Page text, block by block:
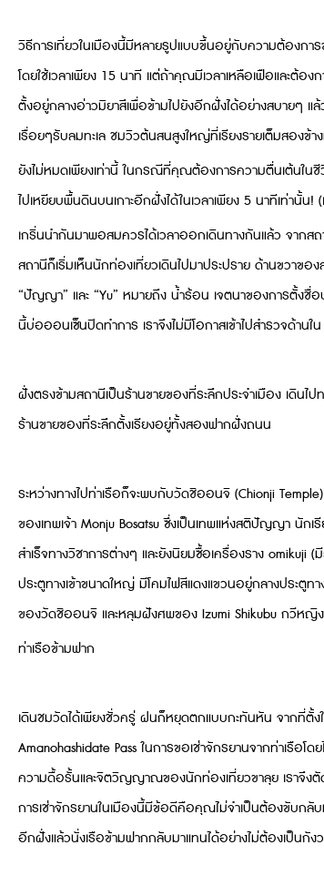
วิธีการเที่ยวในเมืองนี้มีหลายรูปแบบขึ้นอยู่กับความต้องก
โดยใช้เวลาเพียง 15 นาที แต่ถ้าคุณมีเวลาเหลือเฟือและต้
ตั้งอยู่กลางอ่าวมิยาสึเพื่อข้ามไปยังอีกฝั่งได้อย่างสบายๆ
เรื่อยๆรับลมทะเล ชมวิวต้นสนสูงใหญ่ที่เรียงรายเต็มสองข้
ยังไม่หมดเพียงเท่านี้ ในกรณีที่คุณต้องการความตื่นเต้นใ
ไปเหยียบพื้นดินบนเกาะอีกฝั่งได้ในเวลาเพียง 5 นาทีเท่านั้น
เกริ่นนำกันมาพอสมควรได้เวลาออกเดินทางกันแล้ว จากส
สถานีก็เริ่มเห็นนักท่องเที่ยวเดินไปมาประปราย ด้านขวาขอ
“ปัญญา” และ “Yu” หมายถึง น้ำร้อน เจตนาของการตั้ง
นี้บ่อออนเซ็นปิดทำการ เราจึงไม่มีโอกาสเข้าไปสำรวจด้านใน
ฝั่งตรงข้ามสถานีเป็นร้านขายของที่ระลึกประจำเมือง เดินไ
ร้านขายของที่ระลึกตั้งเรียงอยู่ทั้งสองฟากฝั่งถนน
ระหว่างทางไปท่าเรือก็จะพบกับวัดชิออนจิ (Chionji
ของเทพเจ้า Monju Bosatsu ซึ่งเป็นเทพแห่งสติปัญญา นั
สำเร็จทางวิชาการต่างๆ และยังนิยมซื้อเครื่องราง
ประตูทางเข้าขนาดใหญ่ มีโคมไฟสีแดงแขวนอยู่กลางประตู
ของวัดชิออนจิ และหลุมฝังศพของ Izumi Shikubu กวีหญิ
ท่าเรือข้ามฟาก
เดินชมวัดได้เพียงชั่วครู่ ฝนก็หยุดตกแบบกะทันหัน จากที่ตั้งใ
Amanohashidate Pass ในการขอเช่าจักรยานจากท่าเรื
ความดื้อรั้นและจิตวิญญาณของนักท่องเที่ยวขาลุย เราจึงตัด
การเช่าจักรยานในเมืองนี้มีข้อดีคือคุณไม่จำเป็นต้องขับกลั
อีกฝั่งแล้วนั่งเรือข้ามฟากกลับมาแทนได้อย่างไม่ต้องเป็นกั